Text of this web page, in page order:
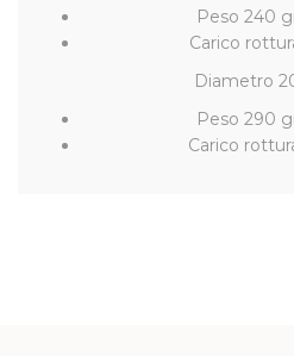
Peso 240
Carico
Diametro
Peso 290
Carico